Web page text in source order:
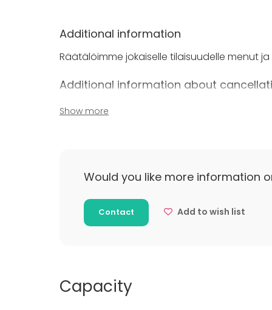
Additional information
Räätälöimme jokaiselle tilaisuudelle menut
Additional information about
Tilaajan tekemä tilaus on sitova
Show more
Would you like more information
Contact Add to wish list
Capacity